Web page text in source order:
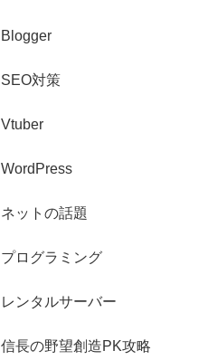
Blogger
SEO対策
Vtuber
WordPress
ネットの話題
プログラミング
レンタルサーバー
信長の野望創造PK攻略